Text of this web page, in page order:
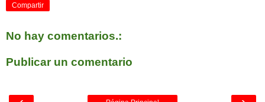
Compartir
No hay comentarios.:
Publicar un comentario